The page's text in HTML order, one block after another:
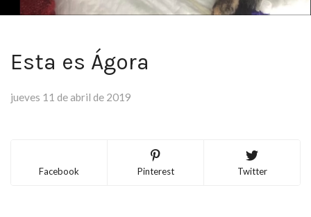
Esta es Ágora
jueves 11 de abril de 2019
Facebook Pinterest Twitter